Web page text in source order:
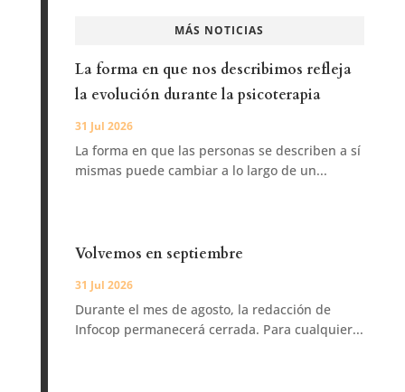
MÁS NOTICIAS
La forma en que nos describimos refleja
la evolución durante la psicoterapia
31 Jul 2026
La forma en que las personas se describen a sí
mismas puede cambiar a lo largo de un...
Volvemos en septiembre
31 Jul 2026
Durante el mes de agosto, la redacción de
Infocop permanecerá cerrada. Para cualquier...